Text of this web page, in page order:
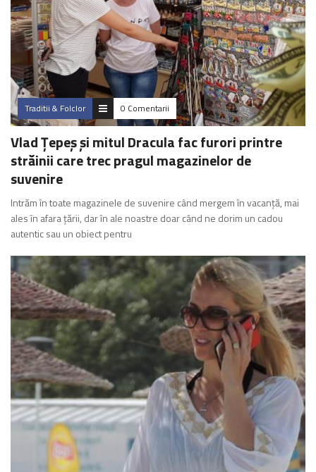
Traditii & Folclor 0 Comentarii
Vlad Țepeș și mitul Dracula fac furori printre
străinii care trec pragul magazinelor de
suvenire
Intrăm în toate magazinele de suvenire când mergem în vacanță, mai
ales în afara țării, dar în ale noastre doar când ne dorim un cadou
autentic sau un obiect pentru